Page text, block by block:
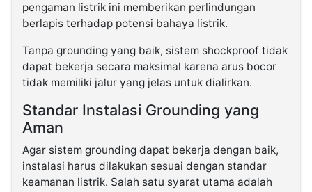
pengaman listrik ini memberikan perlindungan
berlapis terhadap potensi bahaya listrik.
Tanpa grounding yang baik, sistem shockproof tidak
dapat bekerja secara maksimal karena arus bocor
tidak memiliki jalur yang jelas untuk dialirkan.
Standar Instalasi Grounding yang
Aman
Agar sistem grounding dapat bekerja dengan baik,
instalasi harus dilakukan sesuai dengan standar
keamanan listrik. Salah satu syarat utama adalah